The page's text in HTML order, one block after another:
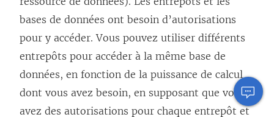
bases de données ont besoin d’autorisations
pour y accéder. Vous pouvez utiliser différents
entrepôts pour accéder à la même base de
données, en fonction de la puissance de calcul
dont vous avez besoin, en supposant que vous
avez des autorisations pour chaque entrepôt et